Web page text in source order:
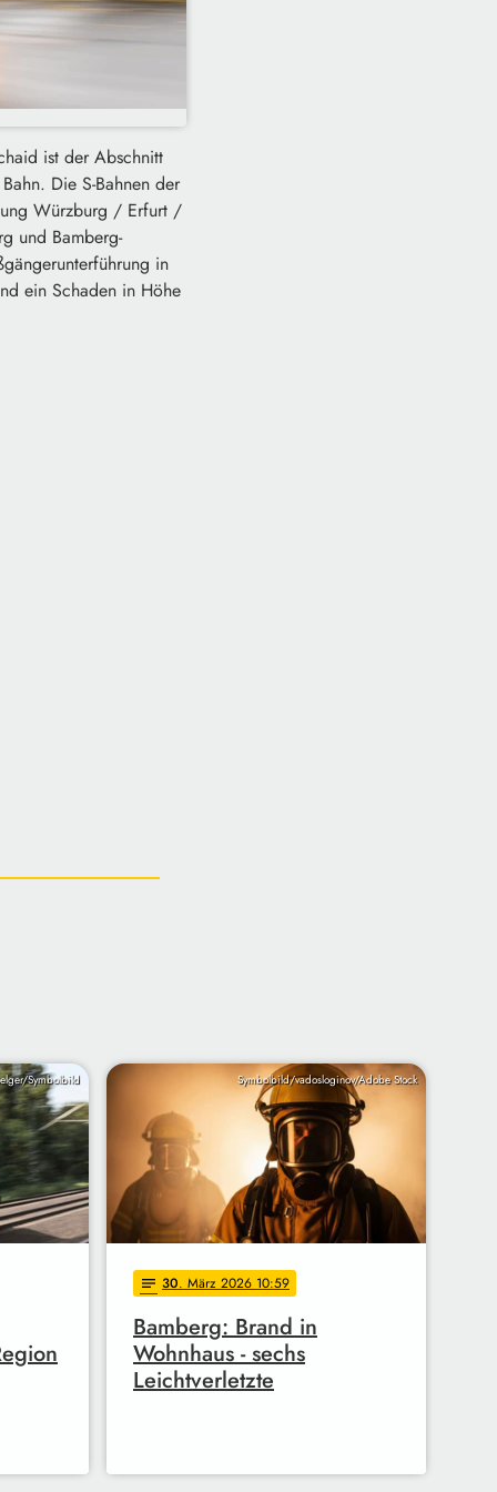
ist der Abschnitt
Die S-Bahnen der
Würzburg / Erfurt /
und Bamberg-
in
ein Schaden in Höhe
Symbolbild Symbolbild/vadosloginov/Adobe Stock
notes 30. März 2026 10:59
Bamberg: Brand in
Wohnhaus - sechs
Leichtverletzte